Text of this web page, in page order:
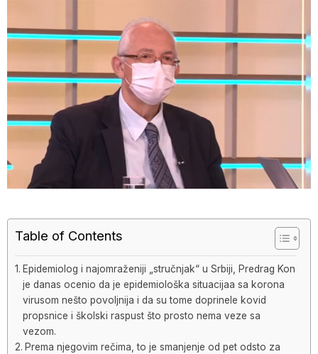
Table of Contents
Epidemiolog i najomraženiji „stručnjak“ u Srbiji, Predrag Kon
je danas ocenio da je epidemiološka situacijaa sa korona
virusom nešto povoljnija i da su tome doprinele kovid
propsnice i školski raspust što prosto nema veze sa
vezom.
Prema njegovim rečima, to je smanjenje od pet odsto za